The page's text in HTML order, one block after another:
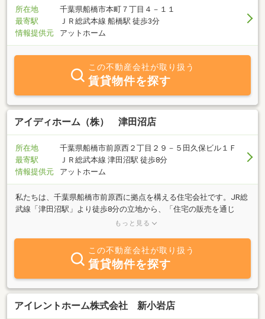
ご紹介させて頂きます！ぜひ当社にご相談・お問い合わせ下さい。
従業員一同、お客様のご来店を心よりお待ちしております。
所在地
千葉県船橋市本町７丁目４－１１
最寄駅
ＪＲ総武本線 船橋駅 徒歩3分
情報提供元
アットホーム
この不動産会社が取り扱う
賃貸物件を探す
アイディホーム（株） 津田沼店
所在地
千葉県船橋市前原西２丁目２９－５田久保ビル１Ｆ
最寄駅
ＪＲ総武本線 津田沼駅 徒歩8分
情報提供元
アットホーム
私たちは、千葉県船橋市前原西に拠点を構える住宅会社です。JR総
武線「津田沼駅」より徒歩8分の立地から、「住宅の販売を通じ
て、お客様の夢の実現をお手伝いする」この想いを大切に、一戸建
ど、多様なライフスタイルやニーズに対応する住まいをご提供して
います。お客様一人ひとりの理想に寄り添い、土地探しから設計、
施工、アフターサポートまで、きめ細やかな対応で“あなただけの住
まいづくり”をサポートいたします。また、新たに展開する規格型住
宅【NEX-G（ネクスジー）】もぜひご注目ください。快適性・デザ
イン性・コストパフォーマンスを兼ね備えた、次世代型住宅として
もっと見る
この不動産会社が取り扱う
賃貸物件を探す
アイレントホーム株式会社 新小岩店